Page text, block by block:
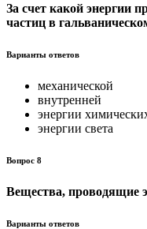
За счет какой энергии
частиц в
Варианты ответов
механической
внутренней
энергии
энергии света
Вопрос 8
Вещества, проводящие
Варианты ответов